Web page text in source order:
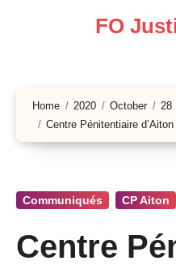
FO
Home 2020 October
28
Centre Pénitentiaire
Communiqués CP Aiton
Centre